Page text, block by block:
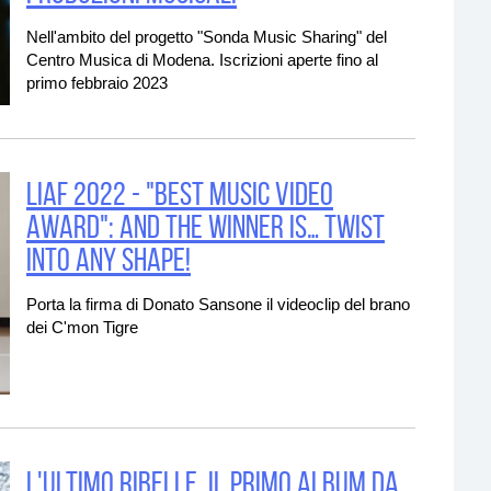
Nell'ambito del progetto "Sonda Music Sharing" del
Centro Musica di Modena. Iscrizioni aperte fino al
primo febbraio 2023
LIAF 2022 - "BEST MUSIC VIDEO
AWARD": And the winner is… Twist
Into Any Shape!
Porta la firma di Donato Sansone il videoclip del brano
dei C'mon Tigre
L'ultimo Ribelle, il primo album da